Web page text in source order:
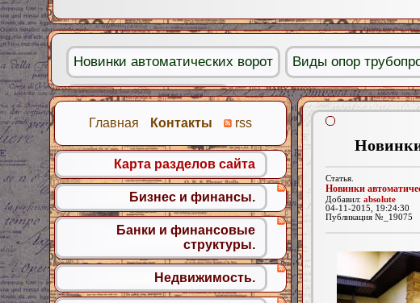
Статья.
Новинки
Добавил: absolute
04-11-2015, 19:24:30
Публикация №_19075
Главная Контакты rss
Карта разделов сайта
Бизнес и финансы.
Банки и финансовые
структуры.
Недвижимость.
Новинки автоматических ворот Виды опор
Промышленные ворота